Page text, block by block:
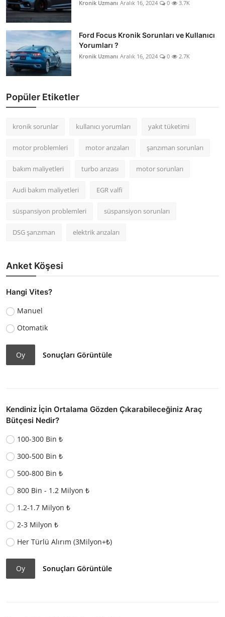
Kronik Uzmanı Aralık 16, 2024 0 3.7K
Ford Focus Kronik Sorunları ve Kullanıcı
Yorumları ?
Kronik Uzmanı Aralık 16, 2024 0 2.7K
Popüler Etiketler
kronik sorunlar kullanıcı yorumları yakıt tüketimi
motor problemleri motor arızaları şanzıman sorunları
bakım maliyetleri turbo arızası motor sorunları
Audi bakım maliyetleri EGR valfi
süspansiyon problemleri süspansiyon sorunları
DSG şanzıman elektrik arızaları
Anket Köşesi
Hangi Vites?
Manuel
Otomatik
Oy Sonuçları Görüntüle
Kendiniz İçin Ortalama Gözden Çıkarabileceğiniz Araç
Bütçesi Nedir?
100-300 Bin ₺
300-500 Bin ₺
500-800 Bin ₺
800 Bin - 1.2 Milyon ₺
1.2-1.7 Milyon ₺
2-3 Milyon ₺
Her Türlü Alırım (3Milyon+₺)
Oy Sonuçları Görüntüle